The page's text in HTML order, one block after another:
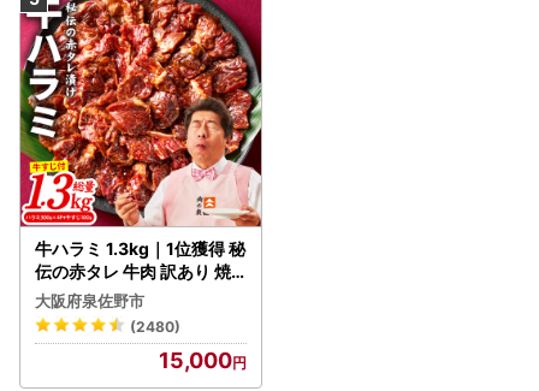
牛ハラミ 1.3kg｜1位獲得 秘
伝の赤タレ 牛肉 訳あり 焼
肉 BBQ
大阪府泉佐野市
(2480)
15,000